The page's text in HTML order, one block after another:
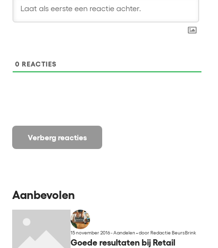
Verberg reacties
0 REACTIES
Aanbevolen
15 november 2016 - Aandelen•door Redactie BeursBrink
Goede resultaten bij Retail